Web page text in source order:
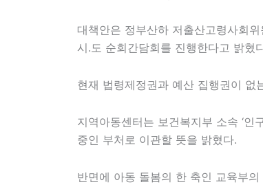
대책안은 정부산하 저출산고령사회
시.도 순회간담회를 진행한다고 밝혔
현재 법령제정권과 예산 집행권이 없
지역아동센터는 보건복지부 소속 ‘
중인 부처로 이관할 뜻을 밝혔다.
반면에 아동 돌봄의 한 축인 교육부